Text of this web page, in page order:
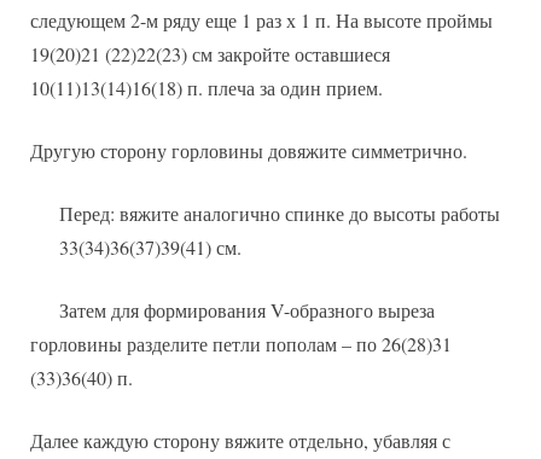
следующем 2-м ряду еще 1 раз х 1 п. На высоте проймы
19(20)21 (22)22(23) см закройте оставшиеся
10(11)13(14)16(18) п. плеча за один прием.
Другую сторону горловины довяжите симметрично.
Перед: вяжите аналогично спинке до высоты работы
33(34)36(37)39(41) см.
Затем для формирования V-образного выреза
горловины разделите петли пополам – по 26(28)31
(33)36(40) п.
Далее каждую сторону вяжите отдельно, убавляя с